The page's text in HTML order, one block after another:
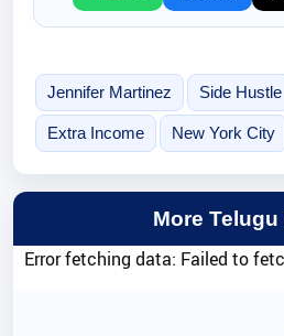
Jennifer Martinez Side Hustle
Extra Income New York City
More Telugu
Error fetching data: Failed to